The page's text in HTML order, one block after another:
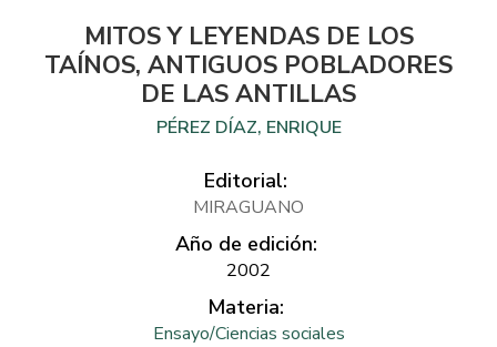
MITOS Y LEYENDAS DE LOS
TAÍNOS, ANTIGUOS POBLADORES
DE LAS ANTILLAS
PÉREZ DÍAZ, ENRIQUE
Editorial:
MIRAGUANO
Año de edición:
2002
Materia:
Ensayo/Ciencias sociales